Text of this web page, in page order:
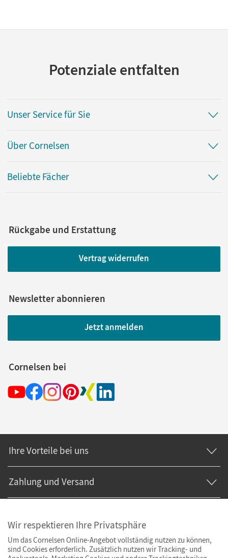
Potenziale entfalten
Unser Service für Sie
Über Cornelsen
Beliebte Fächer
Rückgabe und Erstattung
Vertrag widerrufen
Newsletter abonnieren
Jetzt anmelden
Cornelsen bei
Ihre Vorteile bei uns
Zahlung und Versand
Wir respektieren Ihre Privatsphäre
Um das Cornelsen Online-Angebot vollständig nutzen zu können,
sind Cookies erforderlich. Zusätzlich nutzen wir Tracking- und